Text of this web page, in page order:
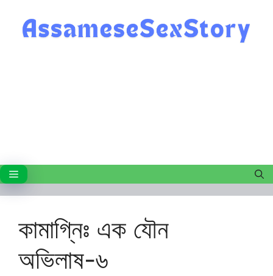
content
Menu
কামাগ্নিঃ এক যৌন
অভিলাষ-৬